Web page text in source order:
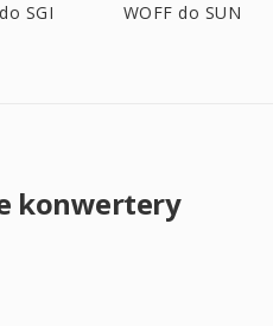
SGI WOFF do SUN
konwertery